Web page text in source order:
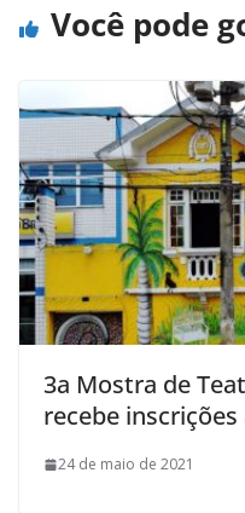
Você pode
3a Mostra de
recebe
24 de maio de 2021